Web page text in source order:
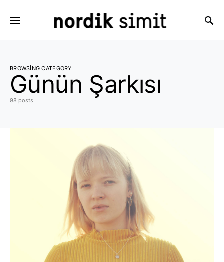
BROWSING CATEGORY
Günün Şarkısı
98 posts